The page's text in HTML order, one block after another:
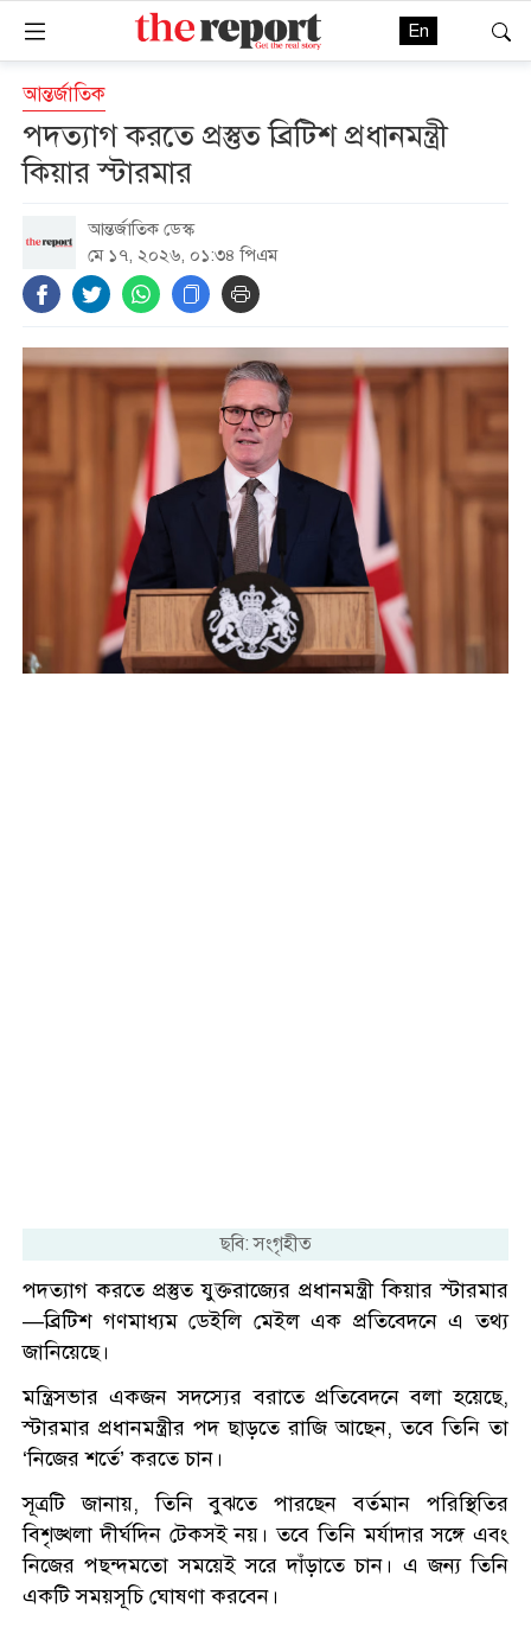
En
আন্তর্জাতিক
পদত্যাগ করতে প্রস্তুত ব্রিটিশ প্রধানমন্ত্রী
কিয়ার স্টারমার
আন্তর্জাতিক ডেস্ক
মে ১৭, ২০২৬, ০১:৩৪ পিএম
ছবি: সংগৃহীত
পদত্যাগ করতে প্রস্তুত যুক্তরাজ্যের প্রধানমন্ত্রী কিয়ার স্টারমার
—ব্রিটিশ গণমাধ্যম ডেইলি মেইল এক প্রতিবেদনে এ তথ্য
জানিয়েছে।
মন্ত্রিসভার একজন সদস্যের বরাতে প্রতিবেদনে বলা হয়েছে,
স্টারমার প্রধানমন্ত্রীর পদ ছাড়তে রাজি আছেন, তবে তিনি তা
‘নিজের শর্তে’ করতে চান।
সূত্রটি জানায়, তিনি বুঝতে পারছেন বর্তমান পরিস্থিতির
বিশৃঙ্খলা দীর্ঘদিন টেকসই নয়। তবে তিনি মর্যাদার সঙ্গে এবং
নিজের পছন্দমতো সময়েই সরে দাঁড়াতে চান। এ জন্য তিনি
একটি সময়সূচি ঘোষণা করবেন।